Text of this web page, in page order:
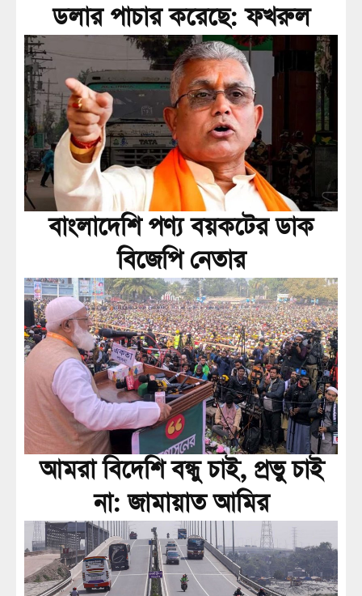
ডলার পাচার করেছে: ফখরুল
বাংলাদেশি পণ্য বয়কটের ডাক
বিজেপি নেতার
আমরা বিদেশি বন্ধু চাই, প্রভু চাই
না: জামায়াত আমির